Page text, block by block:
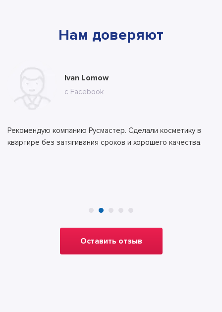
Нам доверяют
Мария Сергеевна Комарова
с сайта
Ivan Lomow
с Facebook
Рекомендую компанию Русмастер. Сделали косметику в
квартире без затягивания сроков и хорошего качества.
Ильяс Бекеров
с сайта
Алла
с сайта
Тимур
с сайта
Оставить отзыв